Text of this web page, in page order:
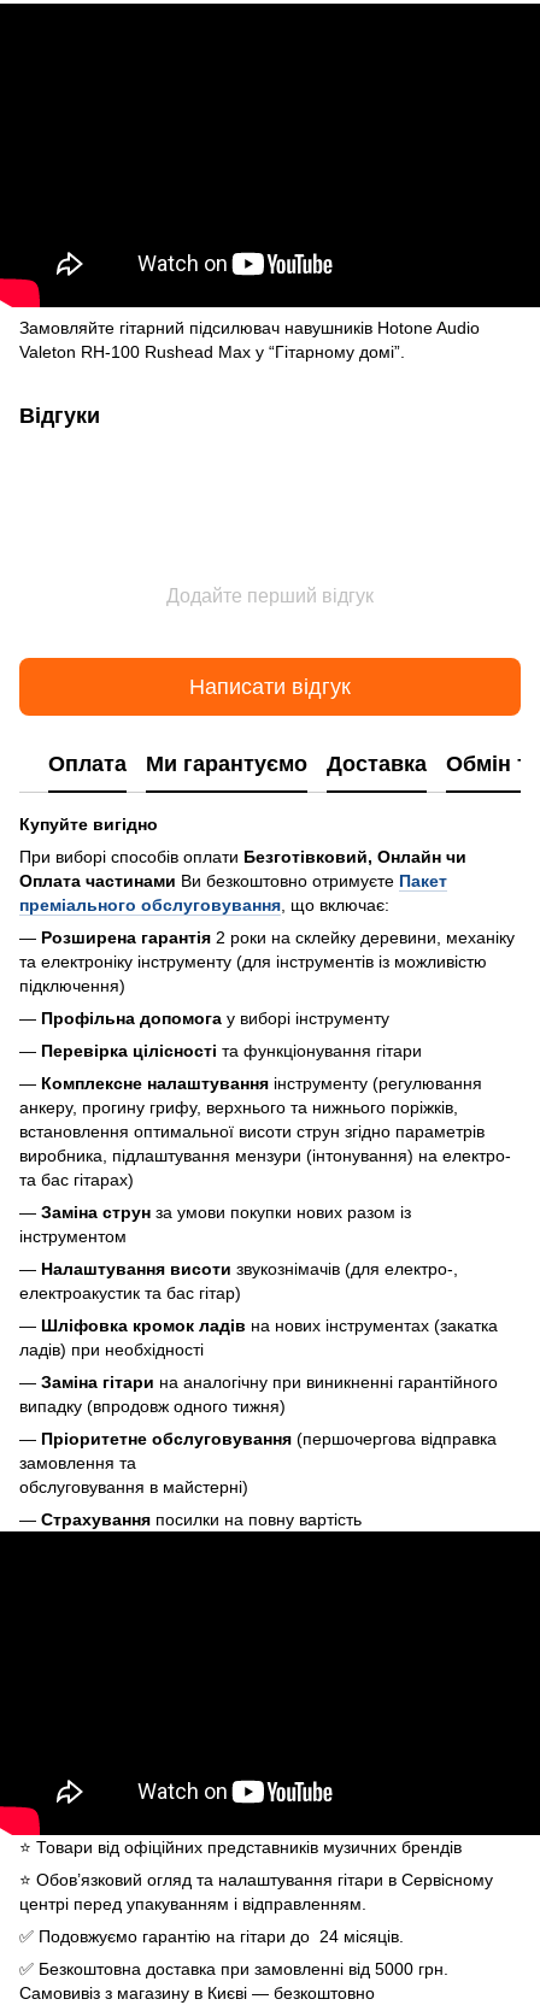
Замовляйте гітарний підсилювач навушників Hotone Audio
Valeton RH-100 Rushead Max у “Гітарному домі”.
Відгуки
Додайте перший відгук
Написати відгук
Оплата Ми гарантуємо Доставка Обмін
Купуйте вигідно
При виборі способів оплати Безготівковий, Онлайн чи
Оплата частинами Ви безкоштовно отримуєте Пакет
преміального обслуговування, що включає:
— Розширена гарантія 2 роки на склейку деревини, механіку
та електроніку інструменту (для інструментів із можливістю
підключення)
— Профільна допомога у виборі інструменту
— Перевірка цілісності та функціонування гітари
— Комплексне налаштування інструменту (регулювання
анкеру, прогину грифу, верхнього та нижнього поріжків,
встановлення оптимальної висоти струн згідно параметрів
виробника, підлаштування мензури (інтонування) на електро-
та бас гітарах)
— Заміна струн за умови покупки нових разом із
інструментом
— Налаштування висоти звукознімачів (для електро-,
електроакустик та бас гітар)
— Шліфовка кромок ладів на нових інструментах (закатка
ладів) при необхідності
— Заміна гітари на аналогічну при виникненні гарантійного
випадку (впродовж одного тижня)
— Пріоритетне обслуговування (першочергова відправка
замовлення та
обслуговування в майстерні)
— Страхування посилки на повну вартість
⭐️ Товари від офіційних представників музичних брендів
⭐️ Обов’язковий огляд та налаштування гітари в Сервісному
центрі перед упакуванням і відправленням.
✅ Подовжуємо гарантію на гітари до 24 місяців.
✅ Безкоштовна доставка при замовленні від 5000 грн.
Самовивіз з магазину в Києві — безкоштовно